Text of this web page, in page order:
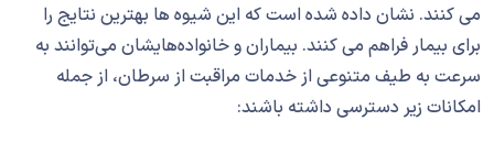
می کنند. نشان داده شده است که این شیوه ها بهترین نتایج را
برای بیمار فراهم می کنند. بیماران و خانواده‌هایشان می‌توانند به
سرعت به طیف متنوعی از خدمات مراقبت از سرطان، از جمله
امکانات زیر دسترسی داشته باشند: